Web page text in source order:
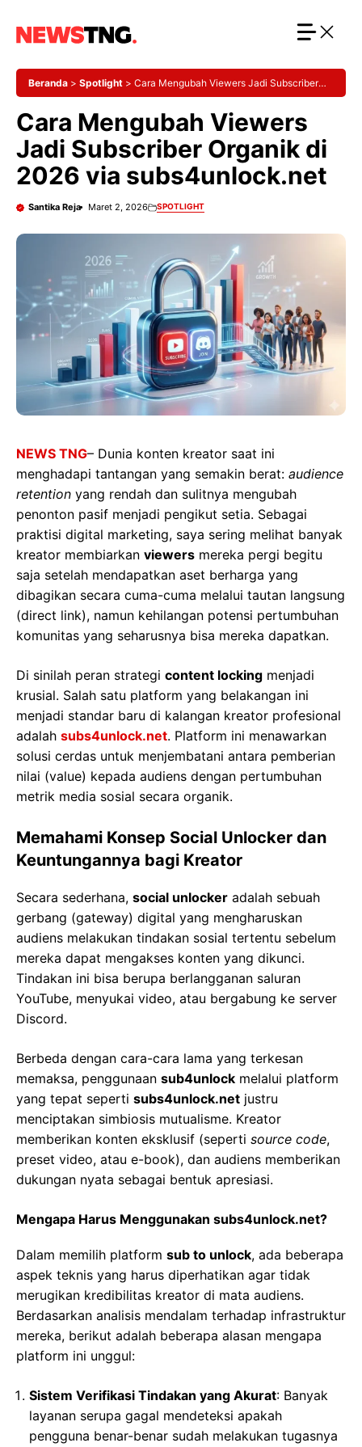
Beranda > Spotlight > Cara Mengubah Viewers Jadi Subscriber
Cara Mengubah Viewers
Jadi Subscriber Organik di
2026 via subs4unlock.net
Santika Reja Maret 2, 2026 SPOTLIGHT
NEWS TNG– Dunia konten kreator saat ini
menghadapi tantangan yang semakin berat: audience
retention yang rendah dan sulitnya mengubah
penonton pasif menjadi pengikut setia. Sebagai
praktisi digital marketing, saya sering melihat banyak
kreator membiarkan viewers mereka pergi begitu
saja setelah mendapatkan aset berharga yang
dibagikan secara cuma-cuma melalui tautan langsung
(direct link), namun kehilangan potensi pertumbuhan
komunitas yang seharusnya bisa mereka dapatkan.
Di sinilah peran strategi content locking menjadi
krusial. Salah satu platform yang belakangan ini
menjadi standar baru di kalangan kreator profesional
adalah subs4unlock.net. Platform ini menawarkan
solusi cerdas untuk menjembatani antara pemberian
nilai (value) kepada audiens dengan pertumbuhan
metrik media sosial secara organik.
Memahami Konsep Social Unlocker dan
Keuntungannya bagi Kreator
Secara sederhana, social unlocker adalah sebuah
gerbang (gateway) digital yang mengharuskan
audiens melakukan tindakan sosial tertentu sebelum
mereka dapat mengakses konten yang dikunci.
Tindakan ini bisa berupa berlangganan saluran
YouTube, menyukai video, atau bergabung ke server
Discord.
Berbeda dengan cara-cara lama yang terkesan
memaksa, penggunaan sub4unlock melalui platform
yang tepat seperti subs4unlock.net justru
menciptakan simbiosis mutualisme. Kreator
memberikan konten eksklusif (seperti source code,
preset video, atau e-book), dan audiens memberikan
dukungan nyata sebagai bentuk apresiasi.
Mengapa Harus Menggunakan subs4unlock.net?
Dalam memilih platform sub to unlock, ada beberapa
aspek teknis yang harus diperhatikan agar tidak
merugikan kredibilitas kreator di mata audiens.
Berdasarkan analisis mendalam terhadap infrastruktur
mereka, berikut adalah beberapa alasan mengapa
platform ini unggul:
Sistem Verifikasi Tindakan yang Akurat: Banyak
layanan serupa gagal mendeteksi apakah
pengguna benar-benar sudah melakukan tugasnya